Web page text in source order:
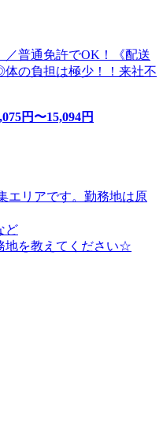
／普通免許でOK！《配送
の負担は極少！！来社不
円〜15,094円
エリアです。勤務地は原
ど
地を教えてください☆